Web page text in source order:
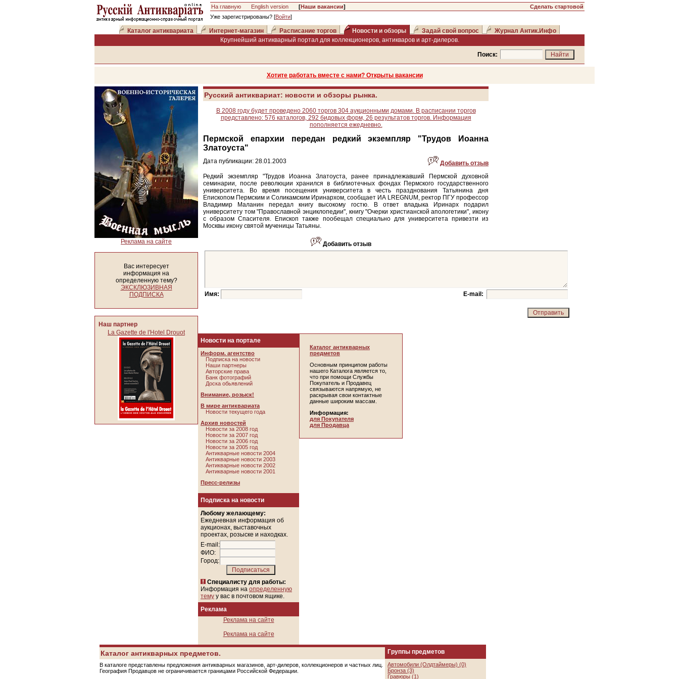
На главную English version [Наши вакансии]
Уже зарегистрированы? [Войти]
Сделать стартовой
Каталог антиквариата Интернет-магазин Расписание торгов Новости и обзоры Задай свой вопрос
Журнал Антик.Инфо
Крупнейший антикварный портал для коллекционеров, антикваров и арт-дилеров.
Поиск:
Хотите работать вместе с нами? Открыты вакансии
Реклама на сайте
Вас интересует
информация на
определенную тему?
ЭКСКЛЮЗИВНАЯ
ПОДПИСКА
Наш партнер
La Gazette de l'Hotel Drouot
Русский антиквариат: новости и обзоры рынка.
В 2008 году будет проведено 2060 торгов 304 аукционными домами. В расписании торгов
представлено: 576 каталогов, 292 бидовых форм, 26 результатов торгов. Информация
пополняется ежедневно.
Пермской епархии передан редкий экземпляр "Трудов Иоанна
Златоуста"
Дата публикации: 28.01.2003
Добавить отзыв
Редкий экземпляр "Трудов Иоанна Златоуста, ранее принадлежавший Пермской духовной
семинарии, после революции хранился в библиотечных фондах Пермского государственного
университета. Во время посещения университета в честь празднования Татьянина дня
Епископом Пермским и Соликамским Иринархом, сообщает ИА LREGNUM, ректор ПГУ профессор
Владимир Маланин передал книгу высокому гостю. В ответ владыка Иринарх подарил
университету том "Православной энциклопедии", книгу "Очерки христианской апологетики", икону
с образом Спасителя. Епископ также пообещал специально для университета привезти из
Москвы икону святой мученицы Татьяны.
Добавить отзыв
Имя: E-mail:
Новости на портале
Информ. агентство
Подписка на новости
Наши партнеры
Авторские права
Банк фотографий
Доска обьявлений
Внимание, розыск!
В мире антиквариата
Новости текущего года
Архив новостей
Новости за 2008 год
Новости за 2007 год
Новости за 2006 год
Новости за 2005 год
Антикварные новости 2004
Антикварные новости 2003
Антикварные новости 2002
Антикварные новости 2001
Пресс-релизы
Подписка на новости
Любому желающему:
Ежедневная информация об
аукционах, выставочных
проектах, розыске и находках.
E-mail:
ФИО:
Город:
Специалисту для работы:
Информация на определенную
тему у вас в почтовом ящике.
Реклама
Реклама на сайте
Реклама на сайте
Каталог антикварных
предметов
Основным принципом работы
нашего Каталога является то,
что при помощи Службы
Покупатель и Продавец
связываются напрямую, не
раскрывая свои контактные
данные широким массам.
Информация:
для Покупателя
для Продавца
Каталог антикварных предметов.
В каталоге представлены предложения антикварных магазинов, арт-дилеров, коллекционеров и частных лиц.
География Продавцов не ограничивается границами Российской Федерации.
Группы предметов
Автомобили (Олдтаймеры) (0)
Бронза (3)
Гравюры (1)